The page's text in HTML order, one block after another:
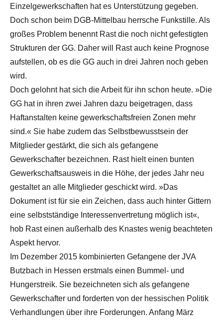
Einzelgewerkschaften hat es Unterstützung gegeben.
Doch schon beim DGB-Mittelbau herrsche Funkstille. Als
großes Problem benennt Rast die noch nicht gefestigten
Strukturen der GG. Daher will Rast auch keine Prognose
aufstellen, ob es die GG auch in drei Jahren noch geben
wird.
Doch gelohnt hat sich die Arbeit für ihn schon heute. »Die
GG hat in ihren zwei Jahren dazu beigetragen, dass
Haftanstalten keine gewerkschaftsfreien Zonen mehr
sind.« Sie habe zudem das Selbstbewusstsein der
Mitglieder gestärkt, die sich als gefangene
Gewerkschafter bezeichnen. Rast hielt einen bunten
Gewerkschaftsausweis in die Höhe, der jedes Jahr neu
gestaltet an alle Mitglieder geschickt wird. »Das
Dokument ist für sie ein Zeichen, dass auch hinter Gittern
eine selbstständige Interessenvertretung möglich ist«,
hob Rast einen außerhalb des Knastes wenig beachteten
Aspekt hervor.
Im Dezember 2015 kombinierten Gefangene der JVA
Butzbach in Hessen erstmals einen Bummel- und
Hungerstreik. Sie bezeichneten sich als gefangene
Gewerkschafter und forderten von der hessischen Politik
Verhandlungen über ihre Forderungen. Anfang März